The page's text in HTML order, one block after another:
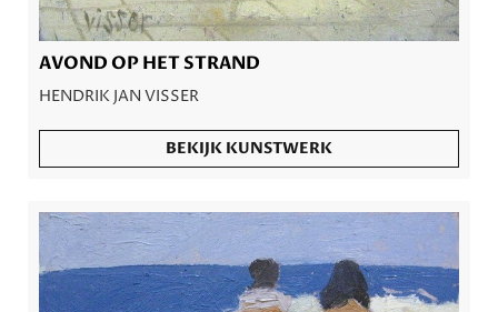
AVOND OP HET STRAND
HENDRIK JAN VISSER
BEKIJK KUNSTWERK